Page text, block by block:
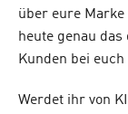
über eure
heute genau
Kunden bei
Werdet ihr von